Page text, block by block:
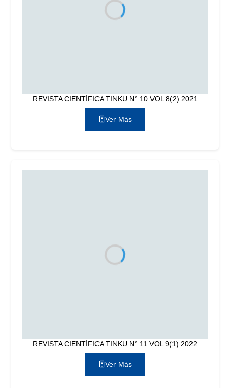
REVISTA CIENTÍFICA TINKU N° 10 VOL 8(2) 2021
Ver Más
REVISTA CIENTÍFICA TINKU N° 11 VOL 9(1) 2022
Ver Más